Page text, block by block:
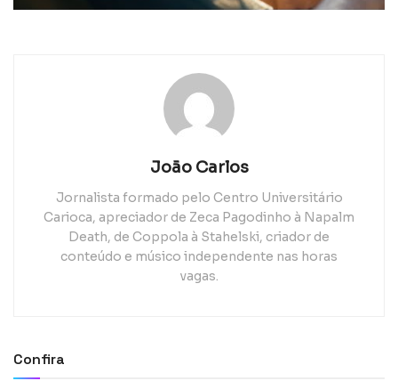
João Carlos
Jornalista formado pelo Centro Universitário
Carioca, apreciador de Zeca Pagodinho à Napalm
Death, de Coppola à Stahelski, criador de
conteúdo e músico independente nas horas
vagas.
Confira